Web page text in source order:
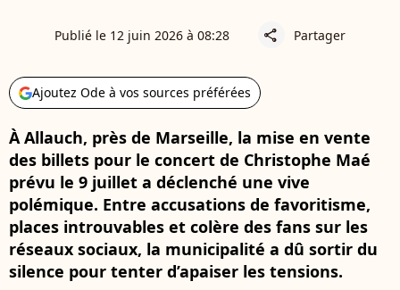
Publié le 12 juin 2026 à 08:28 share Partager
Ajoutez Ode à vos sources préférées
À Allauch, près de Marseille, la mise en vente
des billets pour le concert de Christophe Maé
prévu le 9 juillet a déclenché une vive
polémique. Entre accusations de favoritisme,
places introuvables et colère des fans sur les
réseaux sociaux, la municipalité a dû sortir du
silence pour tenter d’apaiser les tensions.